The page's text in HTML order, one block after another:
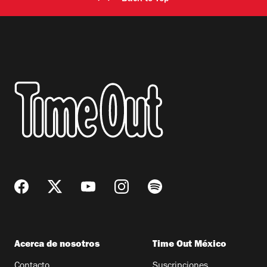
Acerca de nosotros Time Out México